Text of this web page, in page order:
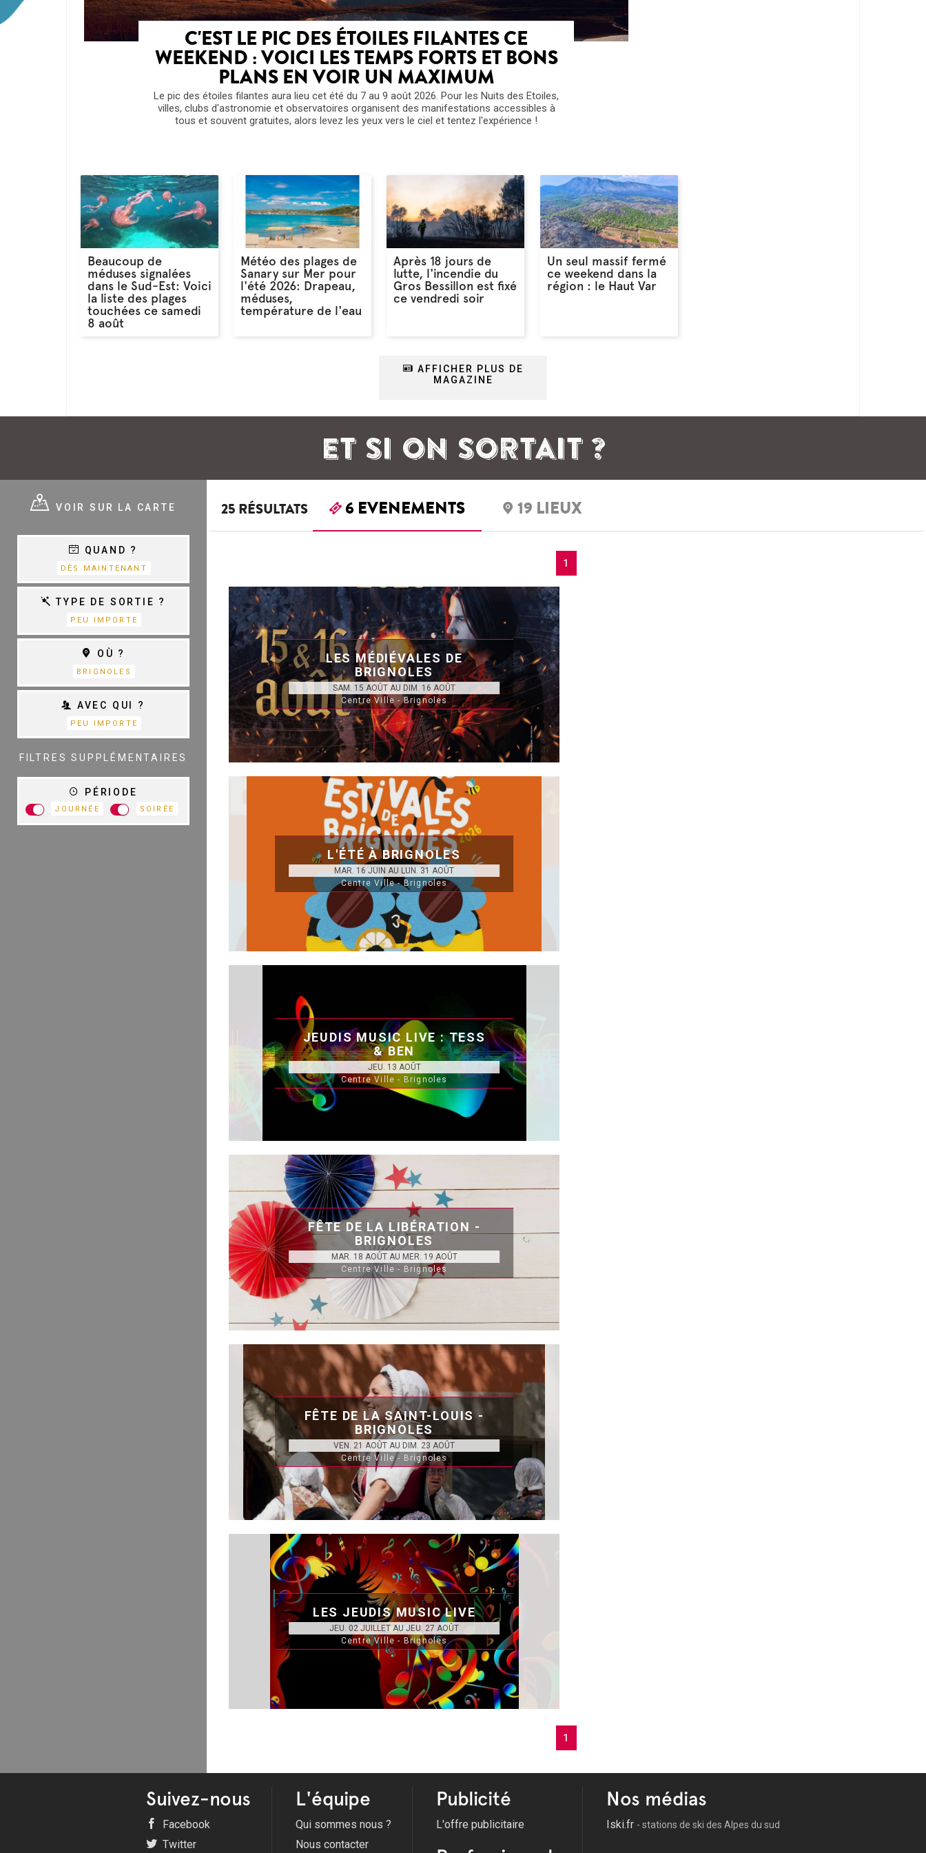
C'EST LE PIC DES ÉTOILES FILANTES CE
WEEKEND : VOICI LES TEMPS FORTS ET BONS
PLANS EN VOIR UN MAXIMUM
Le pic des étoiles filantes aura lieu cet été du 7 au 9 août 2026. Pour les Nuits des Etoiles,
villes, clubs d'astronomie et observatoires organisent des manifestations accessibles à
tous et souvent gratuites, alors levez les yeux vers le ciel et tentez l'expérience !
Beaucoup de
méduses signalées
dans le Sud-Est: Voici
la liste des plages
touchées ce samedi
8 août
Météo des plages de
Sanary sur Mer pour
l'été 2026: Drapeau,
méduses,
température de l'eau
Après 18 jours de
lutte, l'incendie du
Gros Bessillon est fixé
ce vendredi soir
Un seul massif fermé
ce weekend dans la
région : le Haut Var
AFFICHER PLUS DE
MAGAZINE
ET SI ON SORTAIT ?
VOIR SUR LA CARTE
QUAND ?
DÈS MAINTENANT
TYPE DE SORTIE ?
PEU IMPORTE
OÙ ?
BRIGNOLES
AVEC QUI ?
PEU IMPORTE
FILTRES SUPPLÉMENTAIRES
PÉRIODE
JOURNÉE SOIRÉE
CHANSON &
TOUTES LES
25 RÉSULTATS 6 EVENEMENTS 19 LIEUX
1
LES MÉDIÉVALES DE
BRIGNOLES
SAM. 15 AOÛT AU DIM. 16 AOÛT
Centre Ville - Brignoles
L'ÉTÉ À BRIGNOLES
MAR. 16 JUIN AU LUN. 31 AOÛT
Centre Ville - Brignoles
JEUDIS MUSIC LIVE : TESS
& BEN
JEU. 13 AOÛT
Centre Ville - Brignoles
FÊTE DE LA LIBÉRATION -
BRIGNOLES
MAR. 18 AOÛT AU MER. 19 AOÛT
Centre Ville - Brignoles
FÊTE DE LA SAINT-LOUIS -
BRIGNOLES
VEN. 21 AOÛT AU DIM. 23 AOÛT
Centre Ville - Brignoles
LES JEUDIS MUSIC LIVE
JEU. 02 JUILLET AU JEU. 27 AOÛT
Centre Ville - Brignoles
1
Suivez-nous
Facebook
Twitter
L'équipe
Qui sommes nous ?
Nous contacter
Publicité
L'offre publicitaire
Nos médias
Iski.fr - stations de ski des Alpes du sud